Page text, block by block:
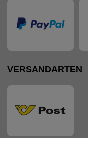
VERSANDARTEN